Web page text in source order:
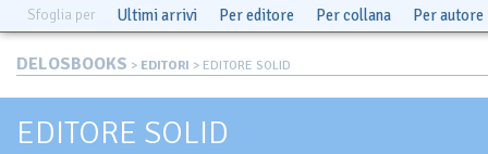
Sfoglia per Ultimi arrivi Per editore Per collana Per autore
DELOSBOOKS > EDITORI > EDITORE SOLID
EDITORE SOLID